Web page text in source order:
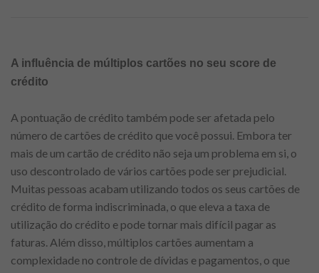
A influência de múltiplos cartões no seu score de
crédito
A pontuação de crédito também pode ser afetada pelo
número de cartões de crédito que você possui. Embora ter
mais de um cartão de crédito não seja um problema em si, o
uso descontrolado de vários cartões pode ser prejudicial.
Muitas pessoas acabam utilizando todos os seus cartões de
crédito de forma indiscriminada, o que eleva a taxa de
utilização do crédito e pode tornar mais difícil pagar as
faturas. Além disso, múltiplos cartões aumentam a
complexidade no controle de dívidas e pagamentos, o que